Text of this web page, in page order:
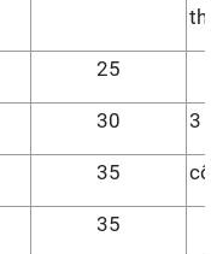
25
30 3
35
35